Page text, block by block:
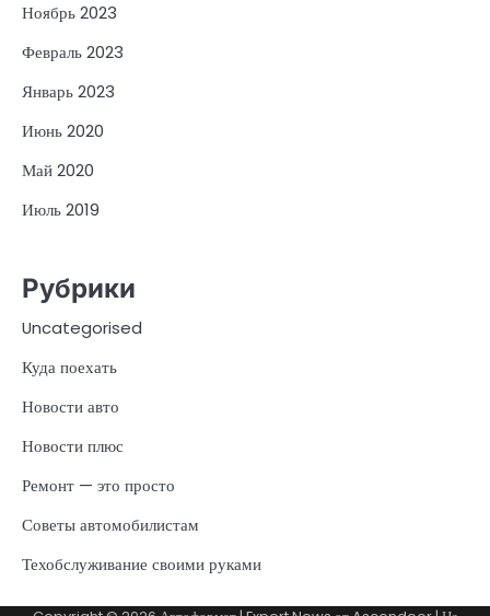
Ноябрь 2023
Февраль 2023
Январь 2023
Июнь 2020
Май 2020
Июль 2019
Рубрики
Uncategorised
Куда поехать
Новости авто
Новости плюс
Ремонт — это просто
Советы автомобилистам
Техобслуживание своими руками